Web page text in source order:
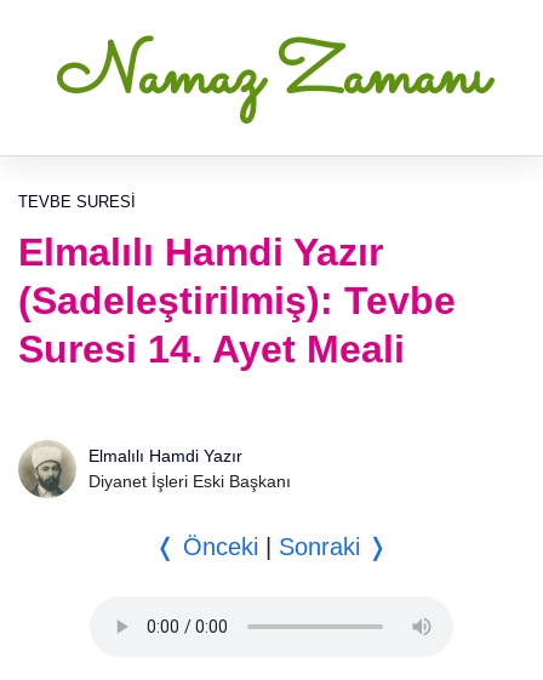
Namaz Zamanı
TEVBE SURESI
Elmalılı Hamdi Yazır
(Sadeleştirilmiş): Tevbe
Suresi 14. Ayet Meali
Elmalılı Hamdi Yazır
Diyanet İşleri Eski Başkanı
❬ Önceki Sonraki ❭